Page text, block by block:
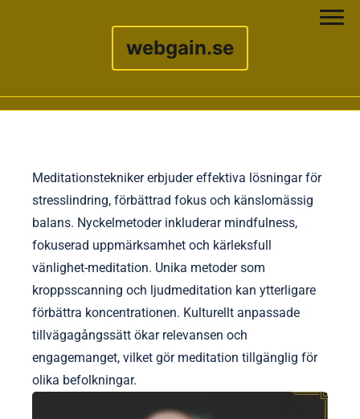
webgain.se
Meditationstekniker erbjuder effektiva lösningar för
stresslindring, förbättrad fokus och känslomässig
balans. Nyckelmetoder inkluderar mindfulness,
fokuserad uppmärksamhet och kärleksfull
vänlighet-meditation. Unika metoder som
kroppsscanning och ljudmeditation kan ytterligare
förbättra koncentrationen. Kulturellt anpassade
tillvägagångssätt ökar relevansen och
engagemanget, vilket gör meditation tillgänglig för
olika befolkningar.